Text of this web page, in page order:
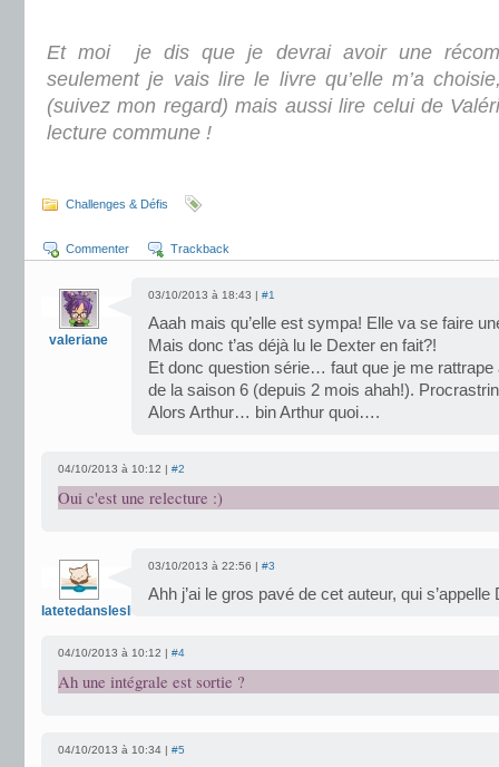
Et moi je dis que je devrai avoir une
seulement je vais lire le livre qu’elle m’a
(suivez mon regard) mais aussi lire celui de
lecture commune !
Challenges & Défis
Commenter Trackback
valeriane
03/10/2013 à 18:43 | #1
Aaah mais qu’elle est sympa! Elle va se faire
Mais donc t’as déjà lu le Dexter en fait?!
Et donc question série… faut que je me
de la saison 6 (depuis 2 mois ahah!).
Alors Arthur… bin Arthur quoi….
04/10/2013 à 10:12 | #2
Oui c'est une relecture :)
latetedansleslivres
03/10/2013 à 22:56 | #3
Ahh j’ai le gros pavé de cet auteur, qui
04/10/2013 à 10:12 | #4
Ah une intégrale est sortie ?
04/10/2013 à 10:34 | #5